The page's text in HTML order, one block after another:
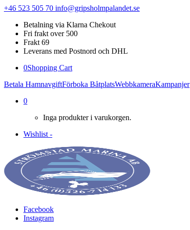
+46 523 505 70 info@gripsholmpalandet.se
Betalning via Klarna Chekout
Fri frakt over 500
Frakt 69
Leverans med Postnord och DHL
0Shopping Cart
Betala HamnavgiftFörboka BåtplatsWebbkameraKampanjer
0
Inga produkter i varukorgen.
Wishlist -
Facebook
Instagram